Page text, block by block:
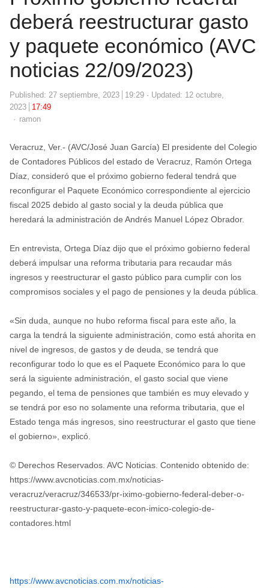
deberá reestructurar gasto
y paquete económico (AVC
noticias 22/09/2023)
Published: 27 septiembre, 2023 19:29
Updated: 12 octubre,
2023
17:49
Author
ramon
Veracruz, Ver.- (AVC/José Juan García) El presidente del Colegio
de Contadores Públicos del estado de Veracruz, Ramón Ortega
Díaz, consideró que el próximo gobierno federal tendrá que
reconfigurar el Paquete Económico correspondiente al ejercicio
fiscal 2025 debido al gasto social y la deuda pública que
heredará la administración de Andrés Manuel López Obrador.
En entrevista, Ortega Díaz dijo que el próximo gobierno federal
deberá impulsar una reforma tributaria para recaudar más
ingresos y reestructurar el gasto público para cumplir con los
compromisos sociales y el pago de pensiones y la deuda pública.
«Sin duda, aunque no hubo reforma fiscal para este año, la
carga la tendrá la siguiente administración, como está ahorita en
nivel de ingresos, de gastos y de deuda, se tendrá que
reconfigurar todo lo que es el Paquete Económico para lo que
será la siguiente administración, el gasto social que viene
pegando, el tema de pensiones que también es muy elevado y
se tendrá por eso no solamente una reforma tributaria, que el
Estado tenga más ingresos, sino reestructurar el gasto que tiene
el gobierno», explicó.
© Derechos Reservados. AVC Noticias. Contenido obtenido de:
https://www.avcnoticias.com.mx/noticias-
veracruz/veracruz/346533/pr-iximo-gobierno-federal-deber-o-
reestructurar-gasto-y-paquete-econ-imico-colegio-de-
contadores.html
https://www.avcnoticias.com.mx/noticias-